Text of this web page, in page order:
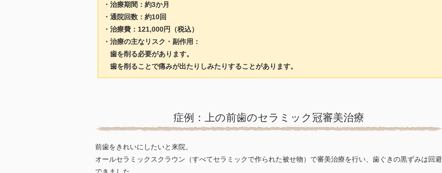
・治療期間：約3か月
・通院回数：約10回
・治療費：121,000円（税込）
・治療の主なリスク・副作用：
歯を削る必要があります。
歯を削ることで痛みが出たりしみたりすることがあります。
症例：上の前歯のセラミック冠審美治療
前歯をきれいにしたいと来院。
オールセラミックスクラウン（すべてセラミックで作られた被せ物）で審美治療を行い、歯ぐきの黒ずみは回避